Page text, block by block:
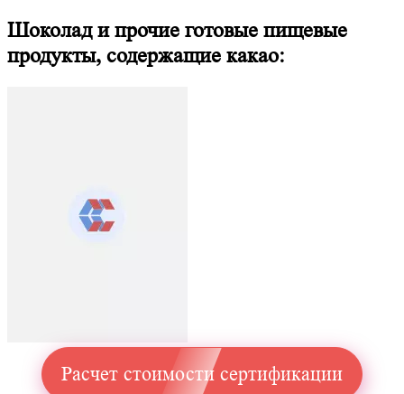
Шоколад и прочие готовые пищевые
продукты, содержащие какао:
Расчет стоимости сертификации